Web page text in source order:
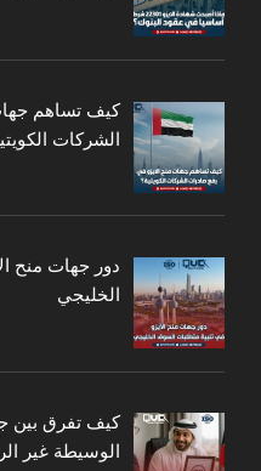
كيف تساهم
الشركات
دور جهات منح
الخليجي
كيف تفرق بين
الوسيطة غير